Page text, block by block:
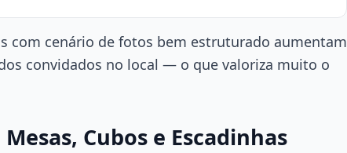
com cenário de fotos bem estruturado aumentam
convidados no local — o que valoriza muito o
Cubos e Escadinhas